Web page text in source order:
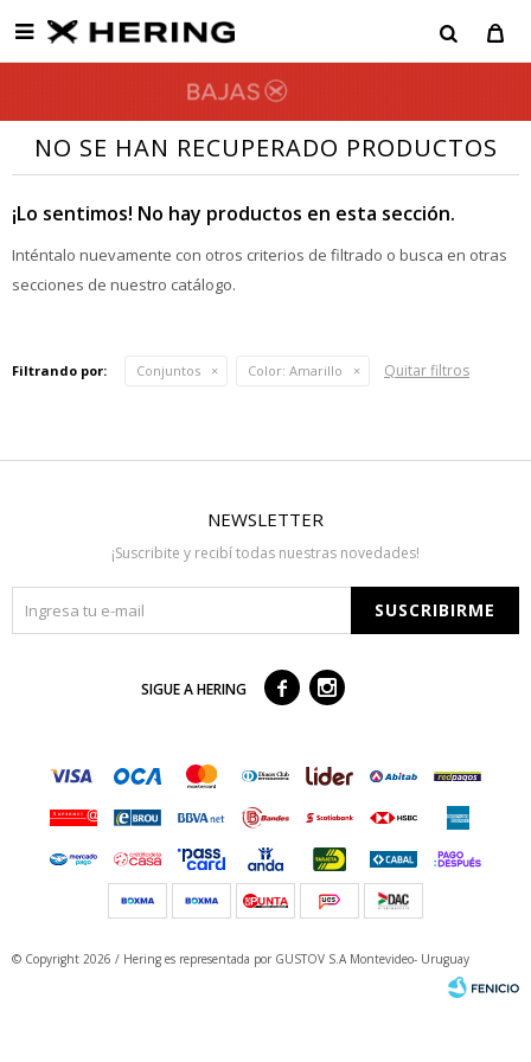

NO SE HAN RECUPERADO PRODUCTOS
¡Lo sentimos! No hay productos en esta sección.
Inténtalo nuevamente con otros criterios de filtrado o busca en otras
secciones de nuestro catálogo.
Filtrando por: Conjuntos Color: Amarillo Quitar filtros
NEWSLETTER
¡Suscribite y recibí todas nuestras novedades!
SUSCRIBIRME
SIGUE A HERING  
© Copyright 2026 / Hering es representada por GUSTOV S.A Montevideo- Uruguay